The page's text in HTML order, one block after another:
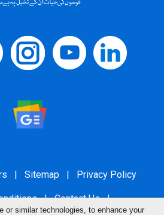
| Sitemap | Privacy Policy
| Contact Us |
or similar technologies, to enhance your